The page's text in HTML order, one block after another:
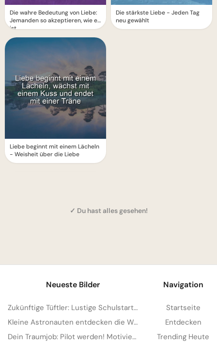
Die wahre Bedeutung von Liebe:
Jemanden so akzeptieren, wie er
ist
Liebe beginnt mit einem Lächeln
- Weisheit über die Liebe
Die stärkste Liebe - Jeden Tag
neu gewählt
✓ Du hast alles gesehen!
Neueste Bilder
Zukünftige Tüftler: Lustige Schulstart-Grüße für Facebook
Kleine Astronauten entdecken die Welt: Schulstart-Bilder für YouTube
Dein Traumjob: Pilot werden! Motivierende Bilder für YouTube
Navigation
Startseite
Entdecken
Trending Heute